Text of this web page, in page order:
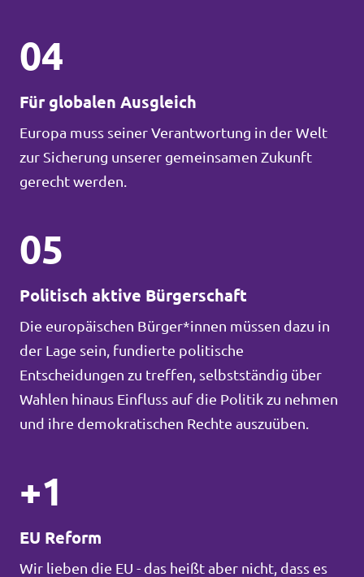
04
Für globalen Ausgleich
Europa muss seiner Verantwortung in der Welt
zur Sicherung unserer gemeinsamen Zukunft
gerecht werden.
05
Politisch aktive Bürgerschaft
Die europäischen Bürger*innen müssen dazu in
der Lage sein, fundierte politische
Entscheidungen zu treffen, selbstständig über
Wahlen hinaus Einfluss auf die Politik zu nehmen
und ihre demokratischen Rechte auszuüben.
+1
EU Reform
Wir lieben die EU - das heißt aber nicht, dass es